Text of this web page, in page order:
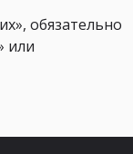
обязательно
или